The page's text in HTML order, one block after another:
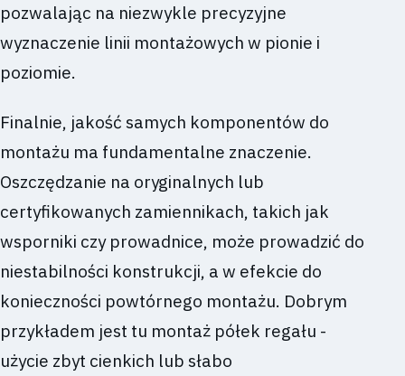
pozwalając na niezwykle precyzyjne
wyznaczenie linii montażowych w pionie i
poziomie.
Finalnie, jakość samych komponentów do
montażu ma fundamentalne znaczenie.
Oszczędzanie na oryginalnych lub
certyfikowanych zamiennikach, takich jak
wsporniki czy prowadnice, może prowadzić do
niestabilności konstrukcji, a w efekcie do
konieczności powtórnego montażu. Dobrym
przykładem jest tu montaż półek regału -
użycie zbyt cienkich lub słabo